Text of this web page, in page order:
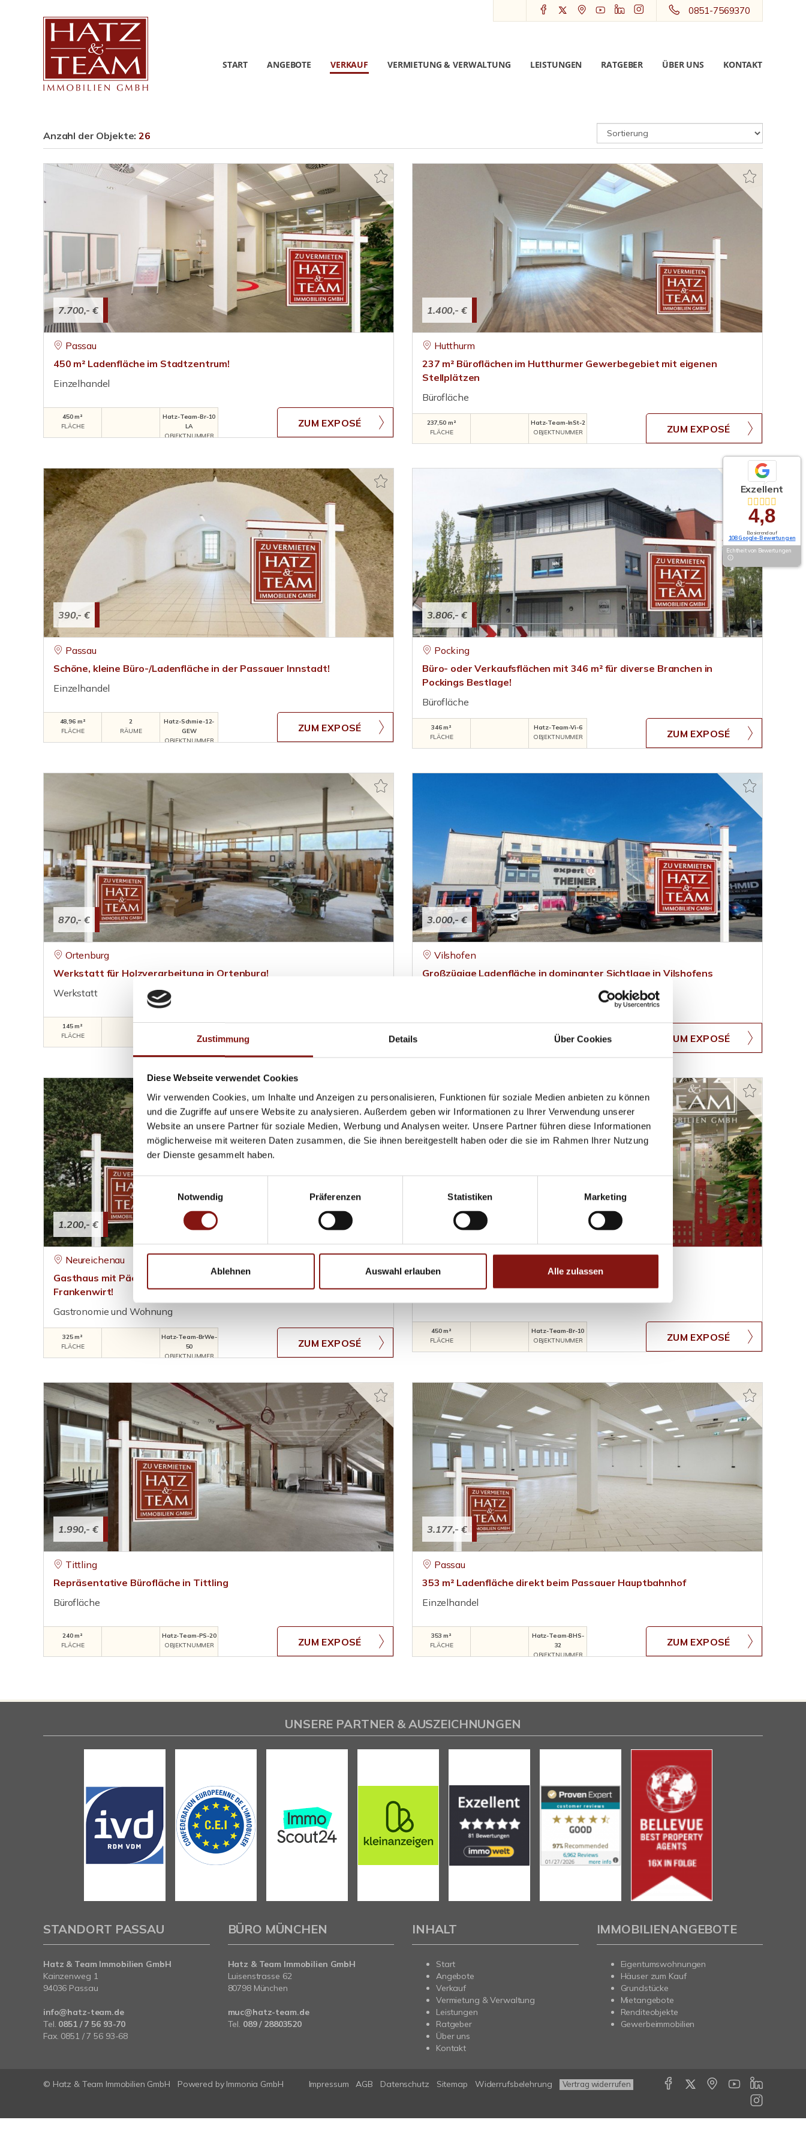
Zustimmung Details Über Cookies
Diese Webseite verwendet Cookies
Wir verwenden Cookies, um Inhalte und Anzeigen zu personalisieren, Funktionen für soziale Medien anbieten zu können
und die Zugriffe auf unsere Website zu analysieren. Außerdem geben wir Informationen zu Ihrer Verwendung unserer
Website an unsere Partner für soziale Medien, Werbung und Analysen weiter. Unsere Partner führen diese Informationen
möglicherweise mit weiteren Daten zusammen, die Sie ihnen bereitgestellt haben oder die sie im Rahmen Ihrer Nutzung
der Dienste gesammelt haben.
Einwilligungsauswahl
Notwendig
Präferenzen Statistiken Marketing
Ablehnen Auswahl erlauben Alle zulassen
0851-7569370
START ANGEBOTE VERKAUF VERMIETUNG & VERWALTUNG LEISTUNGEN RATGEBER ÜBER UNS KONTAKT
Anzahl der Objekte:26
7.700,- €
Passau
450 m² Ladenfläche im Stadtzentrum!
Einzelhandel
450 m²
FLÄCHE
Hatz-Team-Br-10
LA
OBJEKTNUMMER
ZUM EXPOSÉ
1.400,- €
Hutthurm
237 m² Büroflächen im Hutthurmer Gewerbegebiet mit eigenen
Stellplätzen
Bürofläche
237,50 m²
FLÄCHE
Hatz-Team-InSt-2
OBJEKTNUMMER
ZUM EXPOSÉ
390,- €
Passau
Schöne, kleine Büro-/Ladenfläche in der Passauer Innstadt!
Einzelhandel
48,96 m²
FLÄCHE
2
RÄUME
Hatz-Schmie-12-
GEW
OBJEKTNUMMER
ZUM EXPOSÉ
3.806,- €
Pocking
Büro- oder Verkaufsflächen mit 346 m² für diverse Branchen in
Pockings Bestlage!
Bürofläche
346 m²
FLÄCHE
Hatz-Team-Vi-6
OBJEKTNUMMER
ZUM EXPOSÉ
870,- €
Ortenburg
Werkstatt für Holzverarbeitung in Ortenburg!
Werkstatt
145 m²
FLÄCHE
3.000,- €
Vilshofen
Großzügige Ladenfläche in dominanter Sichtlage in Vilshofens
Hatz-Team-Zie1
OBJEKTNUMMER
ZUM EXPOSÉ
1.200,- €
Neureichenau
Gasthaus mit Pächterwohnung in der Neureichenau! Gasthaus zum
Frankenwirt!
Gastronomie und Wohnung
325 m²
FLÄCHE
Hatz-Team-BrWe-
50
OBJEKTNUMMER
ZUM EXPOSÉ
7.700,- €
450 m² Bürofläche im Stadtzentrum!
450 m²
FLÄCHE
Hatz-Team-Br-10
OBJEKTNUMMER
ZUM EXPOSÉ
1.990,- €
Tittling
Repräsentative Bürofläche in Tittling
Bürofläche
240 m²
FLÄCHE
Hatz-Team-PS-20
OBJEKTNUMMER
ZUM EXPOSÉ
3.177,- €
Passau
353 m² Ladenfläche direkt beim Passauer Hauptbahnhof
Einzelhandel
353 m²
FLÄCHE
Hatz-Team-BHS-
32
OBJEKTNUMMER
ZUM EXPOSÉ
Exzellent
4,8
Basierend auf
108 Google-Bewertungen
Echtheit von Bewertungen
UNSERE PARTNER & AUSZEICHNUNGEN
STANDORT PASSAU
Hatz & Team Immobilien GmbH
Kainzenweg 1
94036 Passau
info@hatz-team.de
Tel. 0851 / 7 56 93-70
Fax. 0851 / 7 56 93-68
BÜRO MÜNCHEN
Hatz & Team Immobilien GmbH
Luisenstrasse 62
80798 München
muc@hatz-team.de
Tel. 089 / 28803520
INHALT
Start
Angebote
Verkauf
Vermietung & Verwaltung
Leistungen
Ratgeber
Über uns
Kontakt
IMMOBILIENANGEBOTE
Eigentumswohnungen
Häuser zum Kauf
Grundstücke
Mietangebote
Renditeobjekte
Gewerbeimmobilien
© Hatz & Team Immobilien GmbH Powered by Immonia GmbH Impressum AGB Datenschutz Sitemap Widerrufsbelehrung Vertrag widerrufen